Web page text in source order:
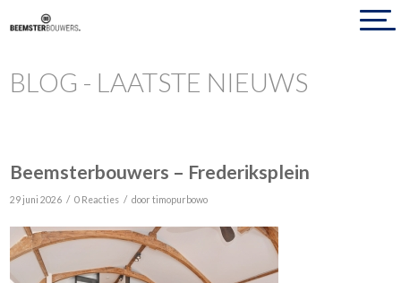
BLOG - LAATSTE NIEUWS
Beemsterbouwers – Frederiksplein
29 juni 2026 / 0 Reacties / doortimopurbowo